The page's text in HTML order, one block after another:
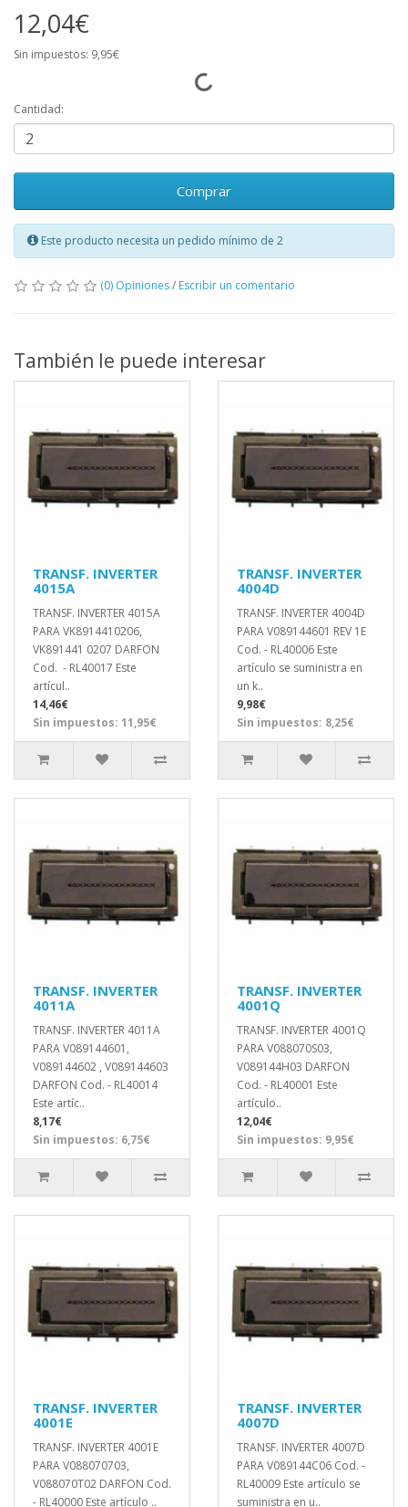
12,04€
Sin impuestos: 9,95€
Cantidad:
Comprar
Este producto necesita un pedido mínimo de 2
(0) Opiniones/ Escribir un comentario
También le puede interesar
TRANSF. INVERTER
4015A
TRANSF. INVERTER 4015A
PARA VK8914410206,
VK891441 0207 DARFON
Cod. - RL40017 Este
artícul..
14,46€
Sin impuestos: 11,95€
TRANSF. INVERTER
4004D
TRANSF. INVERTER 4004D
PARA V089144601 REV 1E
Cod. - RL40006 Este
artículo se suministra en
un k..
9,98€
Sin impuestos: 8,25€
TRANSF. INVERTER
4011A
TRANSF. INVERTER 4011A
PARA V089144601,
V089144602 , V089144603
DARFON Cod. - RL40014
Este artíc..
8,17€
Sin impuestos: 6,75€
TRANSF. INVERTER
4001Q
TRANSF. INVERTER 4001Q
PARA V088070S03,
V089144H03 DARFON
Cod. - RL40001 Este
artículo..
12,04€
Sin impuestos: 9,95€
TRANSF. INVERTER
4001E
TRANSF. INVERTER 4001E
PARA V088070703,
V088070T02 DARFON Cod.
- RL40000 Este artículo ..
TRANSF. INVERTER
4007D
TRANSF. INVERTER 4007D
PARA V089144C06 Cod. -
RL40009 Este artículo se
suministra en u..